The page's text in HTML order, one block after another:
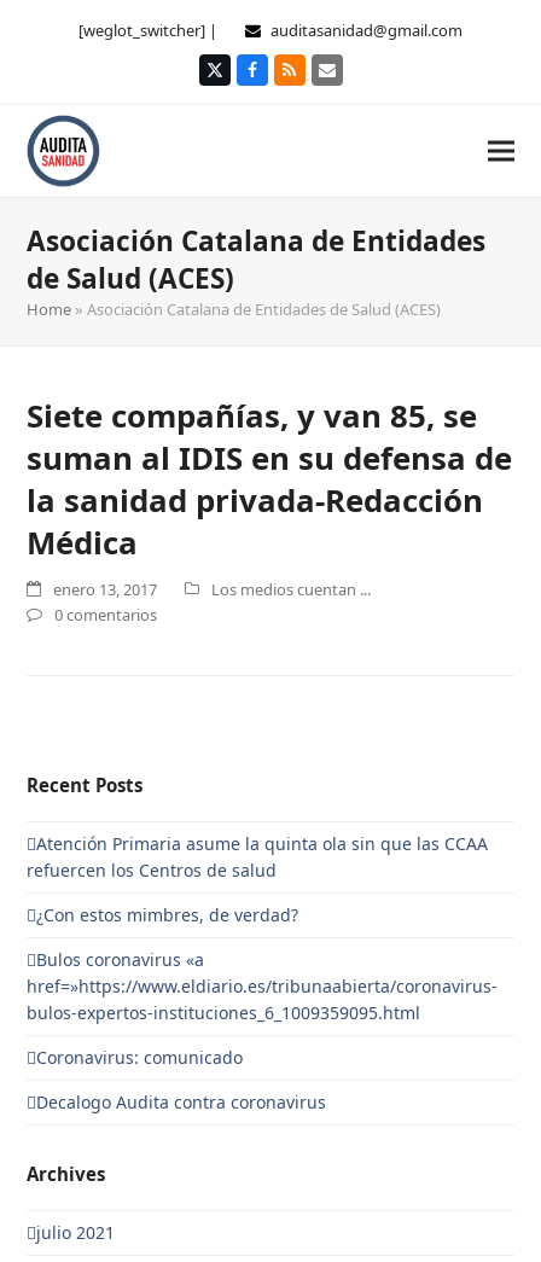
[weglot_switcher] | auditasanidad@gmail.com
TwitterFacebook
RSS Correo
Asociación Catalana de Entidades
de Salud (ACES)
Home »Asociación Catalana de Entidades de Salud (ACES)
Siete compañías, y van 85, se
suman al IDIS en su defensa de
la sanidad privada-Redacción
Médica
enero 13, 2017
Los medios cuentan ...
0 comentarios
Recent Posts
Atención Primaria asume la quinta ola sin que las CCAA
refuercen los Centros de salud
¿Con estos mimbres, de verdad?
Bulos coronavirus «a
href=»https://www.eldiario.es/tribunaabierta/coronavirus-
bulos-expertos-instituciones_6_1009359095.html
Coronavirus: comunicado
Decalogo Audita contra coronavirus
Archives
julio 2021